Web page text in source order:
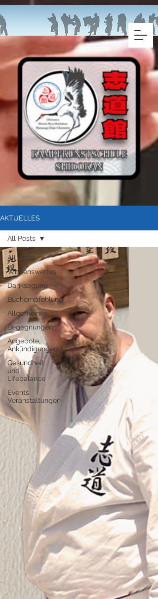
AKTUELLES
All Posts
Wissenswertes
Danksagung
Buchempfehlung
Allgemeines
Begegnungen
Angebote,
Ankündigungen
Gesundheit
und
Lifebalance
Events,
Veranstaltungen
All Posts